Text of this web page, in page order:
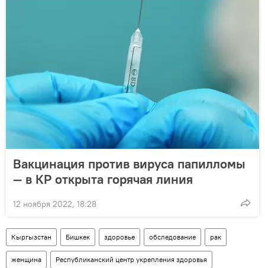
Вакцинация против вируса папилломы
— в КР открыта горячая линия
12 ноября 2022, 18:28
Кыргызстан Бишкек здоровье обследование рак
женщина Республиканский центр укрепления здоровья